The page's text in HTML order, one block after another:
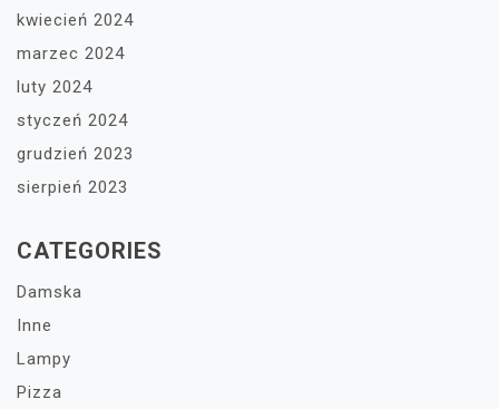
kwiecień 2024
marzec 2024
luty 2024
styczeń 2024
grudzień 2023
sierpień 2023
CATEGORIES
Damska
Inne
Lampy
Pizza